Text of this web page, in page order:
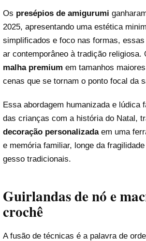
Os presépios de amigurumi
2025, apresentando uma estética
simplificados e foco nas formas,
ar contemporâneo à tradição religiosa.
malha premium em tamanhos
cenas que se tornam o ponto focal da
Essa abordagem humanizada e lúdica
das crianças com a história do Natal,
decoração personalizadaem uma
e memória familiar, longe da
gesso tradicionais.
Guirlandas de nó e
crochê
A fusão de técnicas é a palavra de